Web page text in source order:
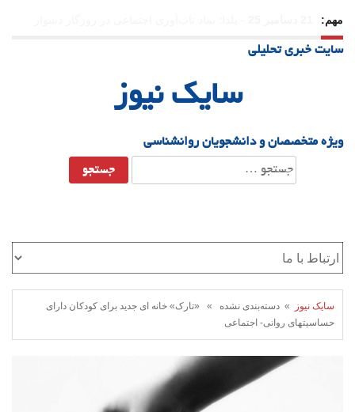
مهم:
سایت خبری تحلیلی
سایک نیوز
ویژه متخصصان و دانشجویان روانشناسی
جستجو
برای:
سایک نیوز
» دسته‌بندی نشده » «تارک» خانه ای جدید برای کودکان دارای
حساسیتهای روانی- اجتماعی